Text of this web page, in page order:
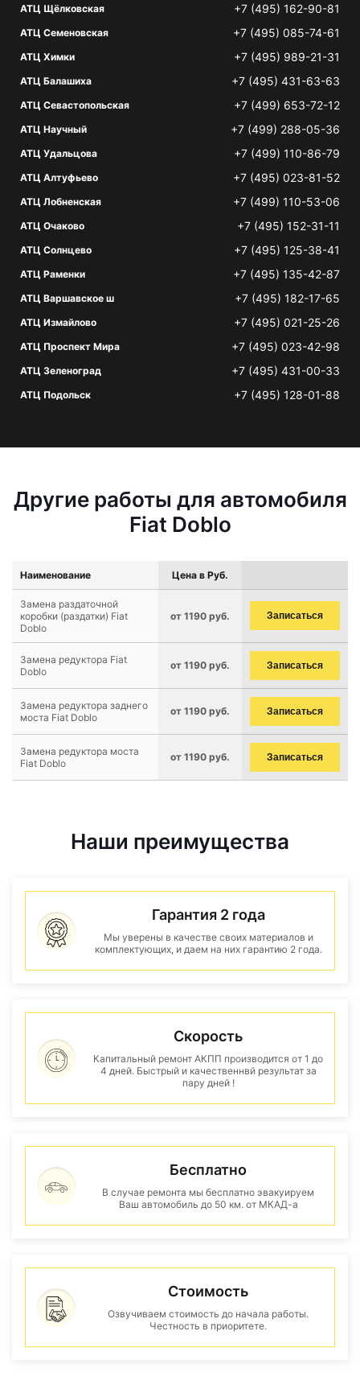
АТЦ Щёлковская +7 (495) 162-90-81
АТЦ Семеновская +7 (495) 085-74-61
АТЦ Химки +7 (495) 989-21-31
АТЦ Балашиха +7 (495) 431-63-63
АТЦ Севастопольская +7 (499) 653-72-12
АТЦ Научный +7 (499) 288-05-36
АТЦ Удальцова +7 (499) 110-86-79
АТЦ Алтуфьево +7 (495) 023-81-52
АТЦ Лобненская +7 (499) 110-53-06
АТЦ Очаково +7 (495) 152-31-11
АТЦ Солнцево +7 (495) 125-38-41
АТЦ Раменки +7 (495) 135-42-87
АТЦ Варшавское ш +7 (495) 182-17-65
АТЦ Измайлово +7 (495) 021-25-26
АТЦ Проспект Мира +7 (495) 023-42-98
АТЦ Зеленоград +7 (495) 431-00-33
АТЦ Подольск +7 (495) 128-01-88
Другие работы для автомобиля
Fiat Doblo
Наименование Цена в Руб.
Замена раздаточной
коробки (раздатки) Fiat
Doblo
от 1190 руб. Записаться
Замена редуктора Fiat
Doblo
от 1190 руб. Записаться
Замена редуктора заднего
моста Fiat Doblo
от 1190 руб. Записаться
Замена редуктора моста
Fiat Doblo
от 1190 руб. Записаться
Наши преимущества
Гарантия 2 года
Мы уверены в качестве своих материалов и
комплектующих, и даем на них гарантию 2 года.
Скорость
Капитальный ремонт АКПП производится от 1 до
4 дней. Быстрый и качественнвй результат за
пару дней !
Бесплатно
В случае ремонта мы бесплатно эвакуируем
Ваш автомобиль до 50 км. от МКАД-а
Стоимость
Озвучиваем стоимость до начала работы.
Честность в приоритете.